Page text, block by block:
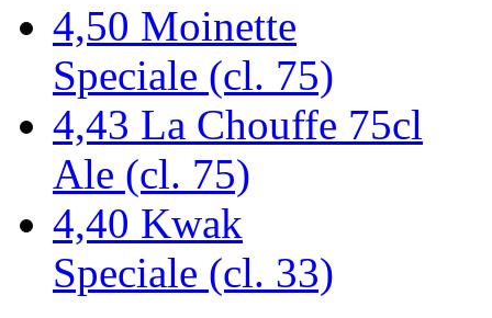
4,50 Moinette
Speciale (cl. 75)
4,43 La Chouffe 75cl
Ale (cl. 75)
4,40 Kwak
Speciale (cl. 33)